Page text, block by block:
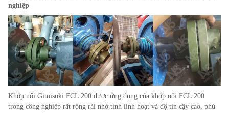
nghiệp
Khớp nối Gimisuki FCL 200 được ứng dụng của khớp nối FCL 200
trong công nghiệp rất rộng rãi nhờ tính linh hoạt và độ tin cậy cao, phù